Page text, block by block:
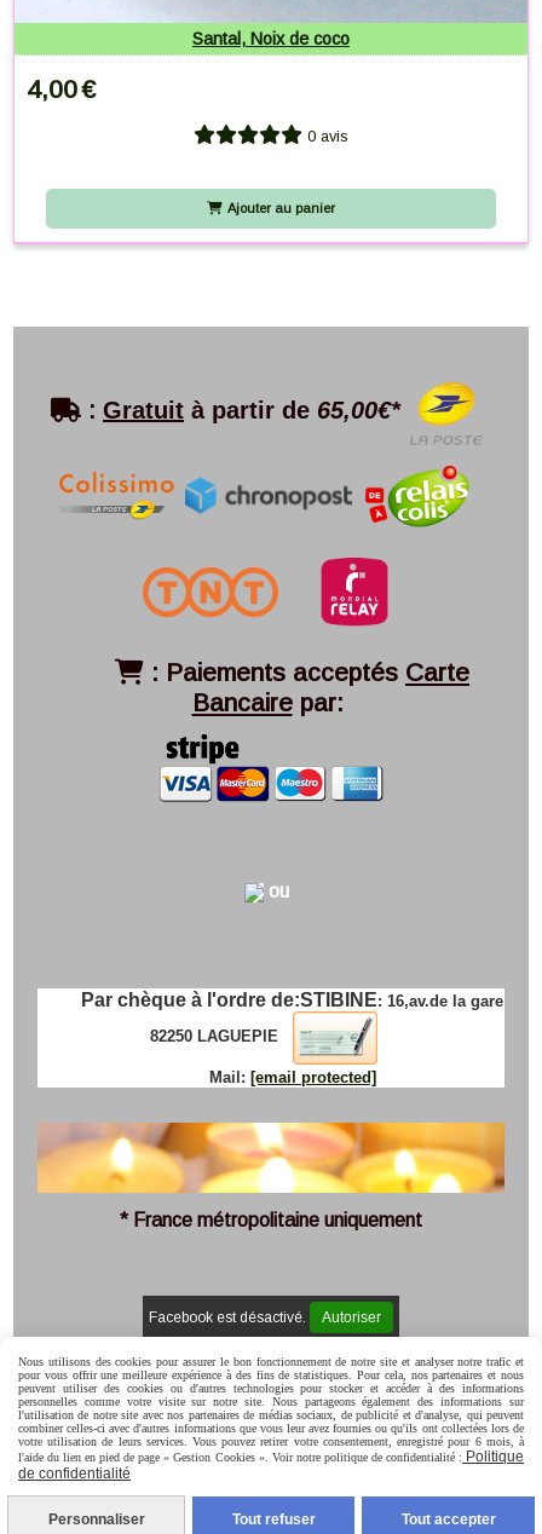
Santal, Noix de coco
4,00€
0 avis
Ajouter au panier
 : Gratuit à partir de 65,00€*
 : Paiements acceptés Carte
Bancairepar:
ou
Par chèque à l'ordre de:STIBINE: 16,av.de la gare
82250 LAGUEPIE
Mail: [email protected]
* France métropolitaine uniquement
Facebook est désactivé. Autoriser
confidentialité
Gestion cookies Mon Compte C.G.V
Nous utilisons des cookies pour assurer le bon fonctionnement de notre site et analyser notre trafic et
pour vous offrir une meilleure expérience à des fins de statistiques. Pour cela, nos partenaires et nous
peuvent utiliser des cookies ou d'autres technologies pour stocker et accéder à des informations
personnelles comme votre visite sur notre site. Nous partageons également des informations sur
l'utilisation de notre site avec nos partenaires de médias sociaux, de publicité et d'analyse, qui peuvent
combiner celles-ci avec d'autres informations que vous leur avez fournies ou qu'ils ont collectées lors de
votre utilisation de leurs services. Vous pouvez retirer votre consentement, enregistré pour 6 mois, à
l'aide du lien en pied de page « Gestion Cookies ». Voir notre politique de confidentialité : Politique
de confidentialité
Personnaliser Tout refuser Tout accepter